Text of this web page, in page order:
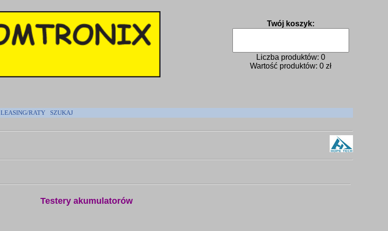
Twój koszyk:
Liczba produktów: 0
Wartość produktów: 0 zł
LEASING/RATY SZUKAJ
Testery akumulatorów